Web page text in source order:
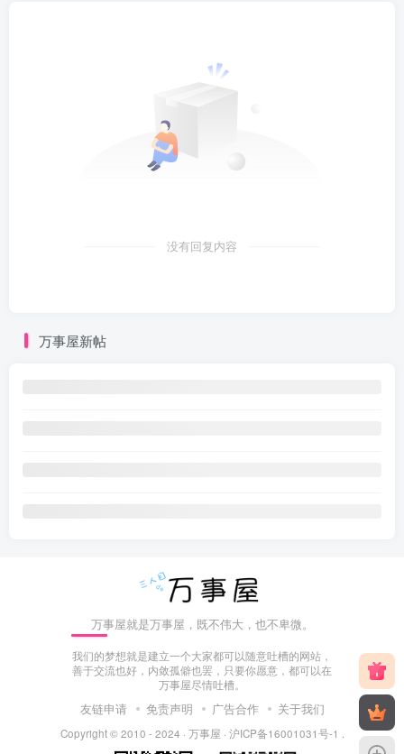
没有回复内容
万事屋新帖
万事屋就是万事屋，既不伟大，也不卑微。
我们的梦想就是建立一个大家都可以随意吐槽的网站，
善于交流也好，内敛孤僻也罢，只要你愿意，都可以在
万事屋尽情吐槽。
友链申请 免责声明 广告合作 关于我们
Copyright © 2010 - 2024 · 万事屋 · 沪ICP备16001031号-1